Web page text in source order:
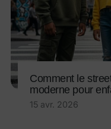
Comment le
moderne pour
15 avr. 2026